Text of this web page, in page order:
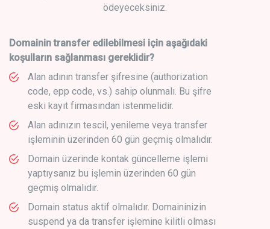
ödeyeceksiniz.
Domainin transfer edilebilmesi için aşağıdaki
koşulların sağlanması gereklidir?
Alan adının transfer şifresine (authorization
code, epp code, vs.) sahip olunmalı. Bu şifre
eski kayıt firmasından istenmelidir.
Alan adınızın tescil, yenileme veya transfer
işleminin üzerinden 60 gün geçmiş olmalıdır.
Domain üzerinde kontak güncelleme işlemi
yaptıysanız bu işlemin üzerinden 60 gün
geçmiş olmalıdır.
Domain status aktif olmalıdır. Domaininizin
suspend ya da transfer işlemine kilitli olması